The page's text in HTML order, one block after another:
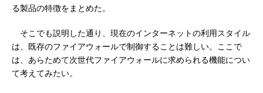
る製品の特徴をまとめた。
そこでも説明した通り、現在のインターネットの利用スタイル
は、既存のファイアウォールで制御することは難しい。ここで
は、あらためて次世代ファイアウォールに求められる機能につい
て考えてみたい。